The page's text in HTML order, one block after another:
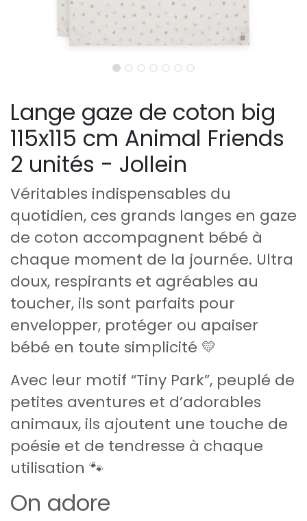
Lange gaze de coton big
115x115 cm Animal Friends
2 unités - Jollein
Véritables indispensables du
quotidien, ces grands langes en gaze
de coton accompagnent bébé à
chaque moment de la journée. Ultra
doux, respirants et agréables au
toucher, ils sont parfaits pour
envelopper, protéger ou apaiser
bébé en toute simplicité 💛
Avec leur motif “Tiny Park”, peuplé de
petites aventures et d’adorables
animaux, ils ajoutent une touche de
poésie et de tendresse à chaque
utilisation 🐾
On adore